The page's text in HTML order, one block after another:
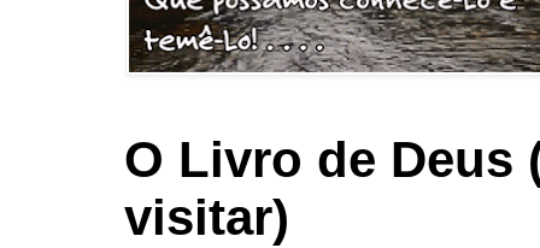
O Livro de Deus
visitar)